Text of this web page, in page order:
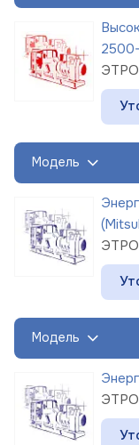
ЭТРО
Модель
ЭТРО
Модель
ЭТРО